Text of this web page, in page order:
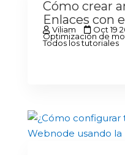
Cómo crear
Enlaces con
Viliam Oct 19
Optimización de
Todos los tutoriales